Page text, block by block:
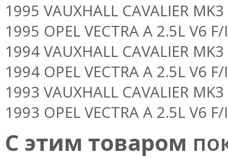
1995 VAUXHALL CAVALIER
1995 OPEL VECTRA A 2.5L V6
1994 VAUXHALL CAVALIER
1994 OPEL VECTRA A 2.5L V6
1993 VAUXHALL CAVALIER
1993 OPEL VECTRA A 2.5L V6
С этим товаром